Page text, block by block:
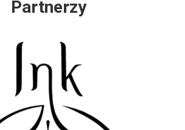
Partnerzy